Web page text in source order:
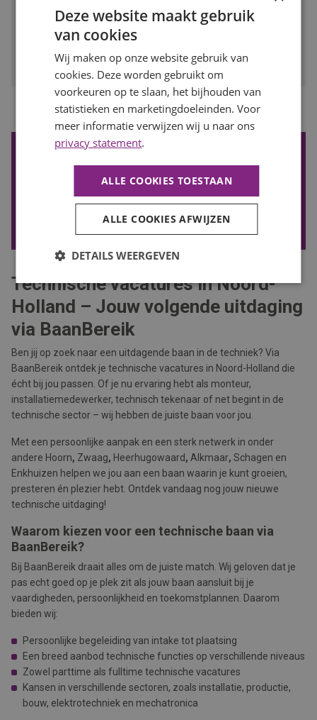
BEKIJK VACATURE
Bewaren
Vorige
1 2 3 4 ... 8 Volgende
De nieuwste vacatures ontvangen?
VACATURE ALERT ONTVANGEN
Technische vacatures in Noord-
Holland – Jouw volgende uitdaging
via BaanBereik
Ben jij op zoek naar een uitdagende baan in de techniek? Via
BaanBereik ontdek je technische vacatures in Noord-Holland die
écht bij jou passen. Of je nu ervaring hebt als monteur,
installatiemedewerker, technisch tekenaar of net begint in de
technische sector – wij hebben de juiste baan voor jou.
Met een persoonlijke aanpak en een sterk netwerk in onder
andere Hoorn, Zwaag, Heerhugowaard, Alkmaar, Schagen en
Enkhuizen helpen we jou aan een baan waarin je kunt groeien,
presteren én plezier hebt. Ontdek vandaag nog jouw nieuwe
technische uitdaging!
Waarom kiezen voor een technische baan via
BaanBereik?
Bij BaanBereik draait alles om de juiste match. Wij geloven dat je
pas echt goed op je plek zit als jouw baan aansluit bij je
vaardigheden, persoonlijkheid en toekomstplannen. Daarom
bieden wij:
Persoonlijke begeleiding van intake tot plaatsing
Een breed aanbod technische functies op verschillende niveaus
Zowel parttime als fulltime technische vacatures
Kansen in verschillende sectoren, zoals installatie, productie,
bouw, elektrotechniek en mechatronica
Deze website maakt gebruik
van cookies
Wij maken op onze website gebruik van
cookies. Deze worden gebruikt om
voorkeuren op te slaan, het bijhouden van
statistieken en marketingdoeleinden. Voor
meer informatie verwijzen wij u naar ons
privacy statement.
ALLE COOKIES TOESTAAN
ALLE COOKIES AFWIJZEN
DETAILS WEERGEVEN